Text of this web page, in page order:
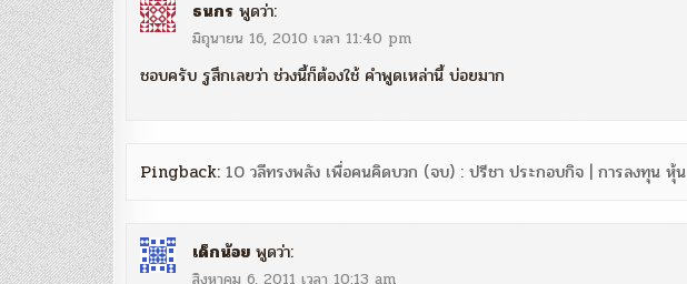
ธนกร พูดว่า:
มิถุนายน 16, 2010 เวลา 11:40 pm
ชอบครับ รูสึกเลยว่า ช่วงนี้ก็ต้องใช้ คำพูดเหล่านี้ บ่อยมาก
Pingback: 10 วลีทรงพลัง เพื่อคนคิดบวก (จบ) : ปรีชา ประกอบกิจ | การลงทุน หุ้น
เด็กน้อย พูดว่า:
สิงหาคม 6, 2011 เวลา 10:13 am